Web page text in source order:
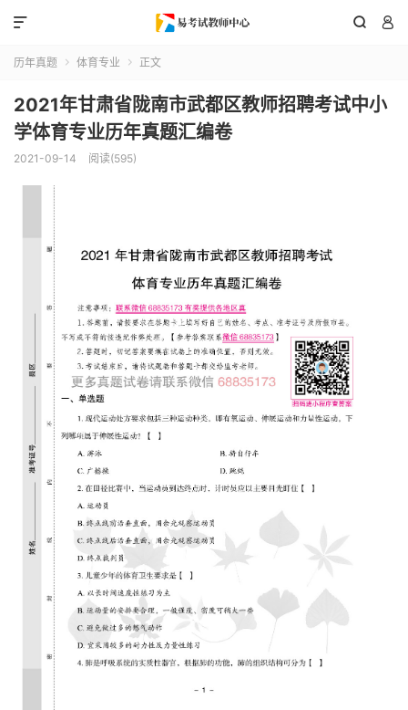
 

历年真题  体育专业  正文
2021年甘肃省陇南市武都区教师招聘考试中小
学体育专业历年真题汇编卷
2021-09-14 阅读(595)